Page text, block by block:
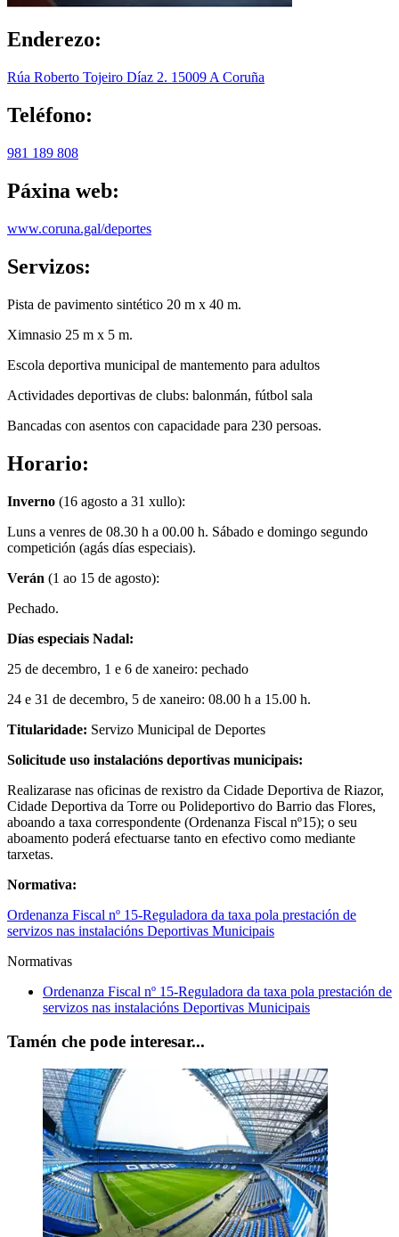
Enderezo:
Rúa Roberto Tojeiro Díaz 2. 15009 A Coruña
Teléfono:
981 189 808
Páxina web:
www.coruna.gal/deportes
Servizos:
Pista de pavimento sintético 20 m x 40 m.
Ximnasio 25 m x 5 m.
Escola deportiva municipal de mantemento para adultos
Actividades deportivas de clubs: balonmán, fútbol sala
Bancadas con asentos con capacidade para 230 persoas.
Horario:
Inverno (16 agosto a 31 xullo):
Luns a venres de 08.30 h a 00.00 h. Sábado e domingo segundo
competición (agás días especiais).
Verán (1 ao 15 de agosto):
Pechado.
Días especiais Nadal:
25 de decembro, 1 e 6 de xaneiro: pechado
24 e 31 de decembro, 5 de xaneiro: 08.00 h a 15.00 h.
Titularidade: Servizo Municipal de Deportes
Solicitude uso instalacións deportivas municipais:
Realizarase nas oficinas de rexistro da Cidade Deportiva de Riazor,
Cidade Deportiva da Torre ou Polideportivo do Barrio das Flores,
aboando a taxa correspondente (Ordenanza Fiscal nº15); o seu
aboamento poderá efectuarse tanto en efectivo como mediante
tarxetas.
Normativa:
Ordenanza Fiscal nº 15-Reguladora da taxa pola prestación de
servizos nas instalacións Deportivas Municipais
Normativas
Ordenanza Fiscal nº 15-Reguladora da taxa pola prestación de
servizos nas instalacións Deportivas Municipais
Tamén che pode interesar...